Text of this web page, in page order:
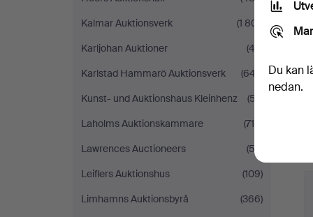
Kalmar Auktionsverk
(1 801)
Karljohan Auktioner
(42)
Karlstad Hammarö Auktionsverk
(647)
Kunst- und Auktionshaus Kleinhenz
(57)
Laholms Auktionskammare
(714)
Lawrences Auctioneers
(52)
Leiflers Auktionshus
(109)
Limhamns Auktionsbyrå
(366)
Du kan
nedan.